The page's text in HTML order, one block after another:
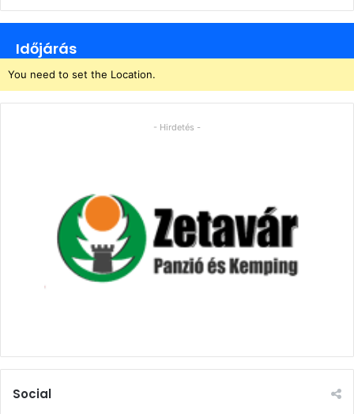
Időjárás
You need to set the Location.
- Hirdetés -
Social